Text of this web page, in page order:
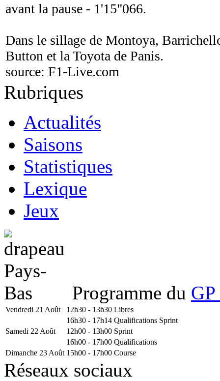
avant la pause - 1'15"066.
Dans le sillage de Montoya,
Button et la Toyota de Panis.
source: F1-Live.com
Rubriques
Actualités
Saisons
Statistiques
Lexique
Jeux
Programme du
Vendredi 21 Août 12h30 - 13h30 Libres
16h30 - 17h14 Qualifications Sprint
Samedi 22 Août
12h00 - 13h00 Sprint
16h00 - 17h00 Qualifications
Dimanche 23 Août 15h00 - 17h00 Course
Réseaux sociaux